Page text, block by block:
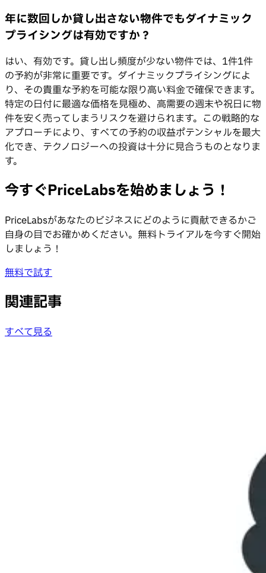
年に数回しか貸し出さない物件でもダイナミック
プライシングは有効ですか？
はい、有効です。貸し出し頻度が少ない物件では、1件1件
の予約が非常に重要です。ダイナミックプライシングによ
り、その貴重な予約を可能な限り高い料金で確保できます。
特定の日付に最適な価格を見極め、高需要の週末や祝日に物
件を安く売ってしまうリスクを避けられます。この戦略的な
アプローチにより、すべての予約の収益ポテンシャルを最大
化でき、テクノロジーへの投資は十分に見合うものとなりま
す。
今すぐPriceLabsを始めましょう！
PriceLabsがあなたのビジネスにどのように貢献できるかご
自身の目でお確かめください。無料トライアルを今すぐ開始
しましょう！
無料で試す
関連記事
すべて見る